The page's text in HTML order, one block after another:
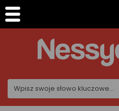
Panel zarządzania plikami cookies